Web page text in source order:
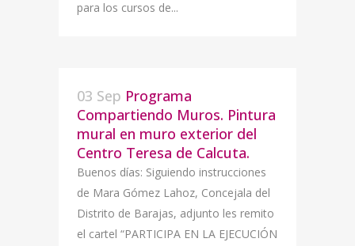
para los cursos de...
03 Sep Programa
Compartiendo Muros. Pintura
mural en muro exterior del
Centro Teresa de Calcuta.
Buenos días: Siguiendo instrucciones
de Mara Gómez Lahoz, Concejala del
Distrito de Barajas, adjunto les remito
el cartel “PARTICIPA EN LA EJECUCIÓN